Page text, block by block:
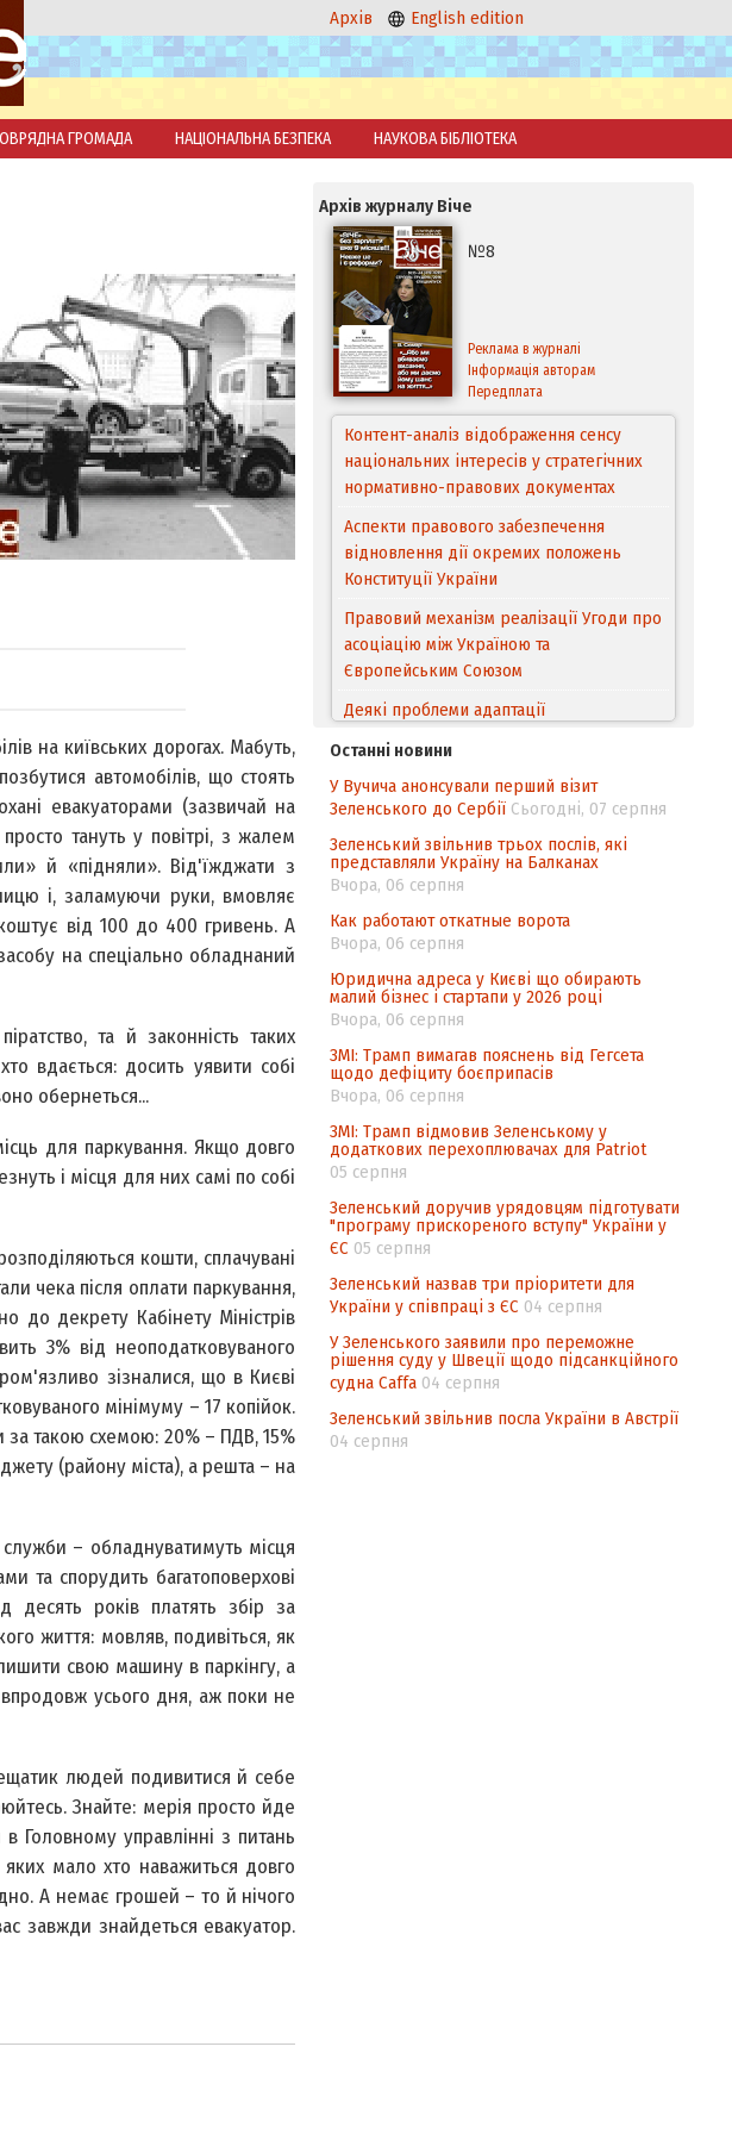
Архів English edition
ГРОМАДА НАЦІОНАЛЬНА БЕЗПЕКА НАУКОВА БІБЛІОТЕКА
на київських дорогах. Мабуть,
автомобілів, що стоять
евакуаторами (зазвичай на
тануть у повітрі, з жалем
й «підняли». Від'їжджати з
і, заламуючи руки, вмовляє
від 100 до 400 гривень. А
на спеціально обладнаний
та й законність таких
вдається: досить уявити собі
обернеться...
для паркування. Якщо довго
і місця для них самі по собі
кошти, сплачувані
чека після оплати паркування,
до декрету Кабінету Міністрів
3% від неоподатковуваного
зізналися, що в Києві
мінімуму – 17 копійок.
за такою схемою: 20% – ПДВ, 15%
(району міста), а решта – на
– обладнуватимуть місця
та спорудить багатоповерхові
десять років платять збір за
життя: мовляв, подивіться, як
свою машину в паркінгу, а
усього дня, аж поки не
людей подивитися й себе
Знайте: мерія просто йде
Головному управлінні з питань
яких мало хто наважиться довго
А немає грошей – то й нічого
завжди знайдеться евакуатор.
Архів журналу Віче
№8
Реклама в журналі
Інформація авторам
Передплата
Контент-аналіз відображення сенсу
національних інтересів у стратегічних
нормативно-правових документах
Аспекти правового забезпечення
відновлення дії окремих положень
Конституції України
Правовий механізм реалізації Угоди про
асоціацію між Україною та
Європейським Cоюзом
Деякі проблеми адаптації
походження товарів відповідно до
Угоди про торговельні аспекти прав
інтелектуальної власності (TRIPS) у
контексті євроінтеграції
Аналіз виборчого законодавства щодо
підрахунку голосів виборців
Інформаційна безпека суспільства
Останні новини
У Вучича анонсували перший візит
Зеленського до Сербії Сьогодні, 07 серпня
Зеленський звільнив трьох послів, які
представляли Україну на Балканах
Вчора, 06 серпня
Как работают откатные ворота
Вчора, 06 серпня
Юридична адреса у Києві що обирають
малий бізнес і стартапи у 2026 році
Вчора, 06 серпня
ЗМІ: Трамп вимагав пояснень від Гегсета
щодо дефіциту боєприпасів
Вчора, 06 серпня
ЗМІ: Трамп відмовив Зеленському у
додаткових перехоплювачах для Patriot
05 серпня
Зеленський доручив урядовцям підготувати
"програму прискореного вступу" України у
ЄС 05 серпня
Зеленський назвав три пріоритети для
України у співпраці з ЄС 04 серпня
У Зеленського заявили про переможне
рішення суду у Швеції щодо підсанкційного
судна Caffa 04 серпня
Зеленський звільнив посла України в Австрії
04 серпня